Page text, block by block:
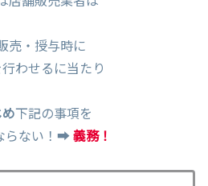
売・授与時に
わせるに当たり
下記の事項を
ない！➡義務！